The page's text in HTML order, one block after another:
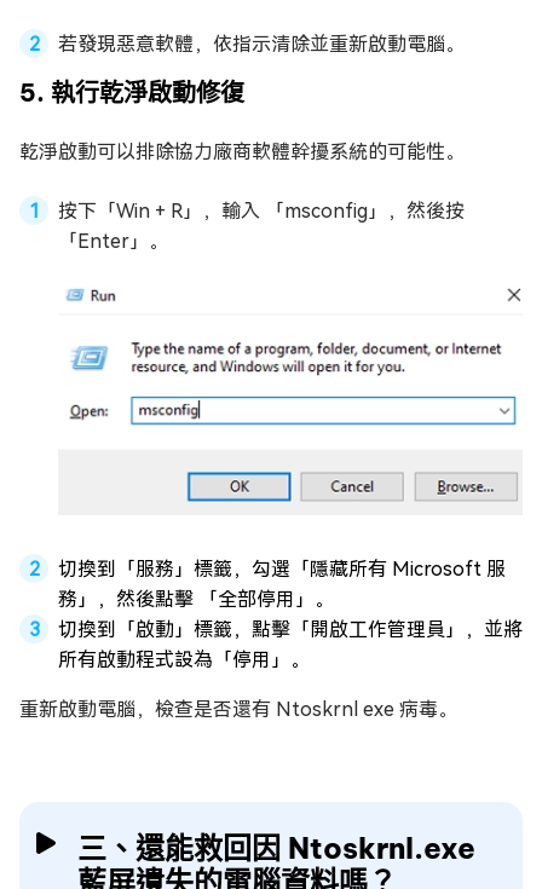
若發現惡意軟體，依指示清除並重新啟動電腦。
5. 執行乾淨啟動修復
乾淨啟動可以排除協力廠商軟體幹擾系統的可能性。
按下「Win + R」，輸入 「msconfig」，然後按
「Enter」。
切換到「服務」標籤，勾選「隱藏所有 Microsoft 服
務」，然後點擊 「全部停用」。
切換到「啟動」標籤，點擊「開啟工作管理員」，並將
所有啟動程式設為「停用」。
重新啟動電腦，檢查是否還有 Ntoskrnl exe 病毒。
三、還能救回因 Ntoskrnl.exe